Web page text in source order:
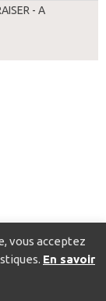
- A
vous acceptez
En savoir